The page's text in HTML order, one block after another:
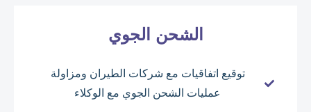
الشحن الجوي
توقيع اتفاقيات مع شركات الطيران ومزاولة
عمليات الشحن الجوي مع الوكلاء